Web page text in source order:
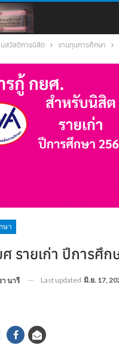
สวัสดิการนิสิต งานทุนการศึกษา
ษา
รายเก่า ปีการศึ
นารี Last updated มิ.ย. 17,